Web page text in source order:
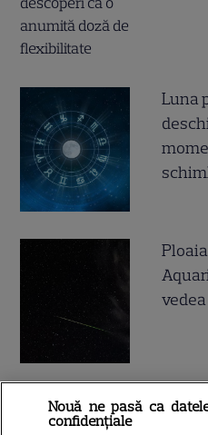
Luna
Ce
Nouă ne pasă ca
confidențiale